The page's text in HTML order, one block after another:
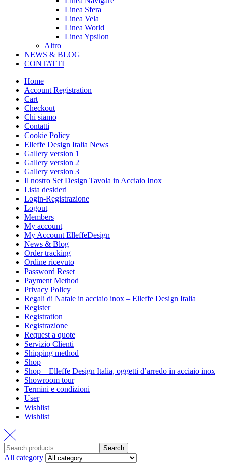
Linea Sfera
Linea Vela
Linea World
Linea Ypsilon
Altro
NEWS & BLOG
CONTATTI
Home
Account Registration
Cart
Checkout
Chi siamo
Contatti
Cookie Policy
Elleffe Design Italia News
Gallery version 1
Gallery version 2
Gallery version 3
Il nostro Set Design Tavola in Acciaio Inox
Lista desideri
Login-Registrazione
Logout
Members
My account
My Account ElleffeDesign
News & Blog
Order tracking
Ordine ricevuto
Password Reset
Payment Method
Privacy Policy
Regali di Natale in acciaio inox – Elleffe Design Italia
Register
Registration
Registrazione
Request a quote
Servizio Clienti
Shipping method
Shop
Shop – Elleffe Design Italia, oggetti d’arredo in acciaio inox
Showroom tour
Termini e condizioni
User
Wishlist
Wishlist
Search
All category